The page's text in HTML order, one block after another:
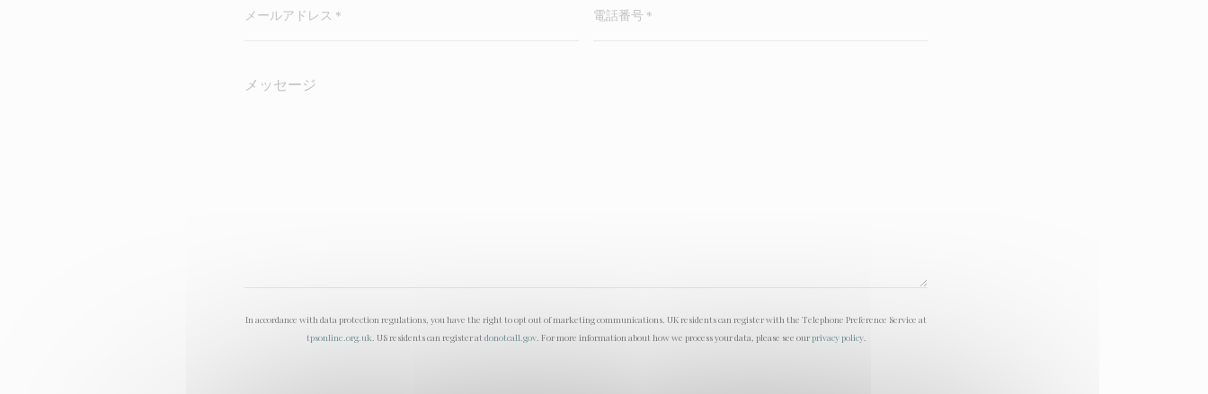
In accordance with data protection regulations, you have the right to opt out of marketing communications. UK residents can register with the Telephone Preference Service at
tpsonline.org.uk. US residents can register at donotcall.gov. For more information about how we process your data, please see ourprivacy policy.